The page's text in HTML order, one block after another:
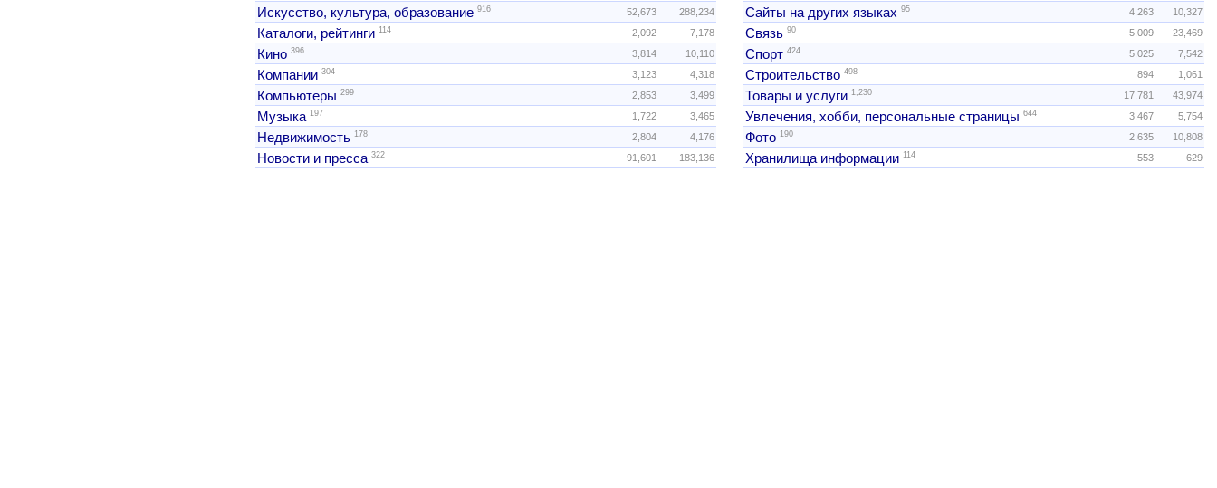
Искусство, культура, образование 916 52,673 288,234
Каталоги, рейтинги 114 2,092 7,178
Кино 396 3,814 10,110
Компании 304 3,123 4,318
Компьютеры 299 2,853 3,499
Музыка 197 1,722 3,465
Недвижимость 178 2,804 4,176
Новости и пресса 322 91,601 183,136
Сайты на других языках 95 4,263 10,327
Связь 90 5,009 23,469
Спорт 424 5,025 7,542
Строительство 498 894 1,061
Товары и услуги 1,230 17,781 43,974
Увлечения, хобби, персональные страницы 644 3,467 5,754
Фото 190 2,635 10,808
Хранилища информации 114 553 629